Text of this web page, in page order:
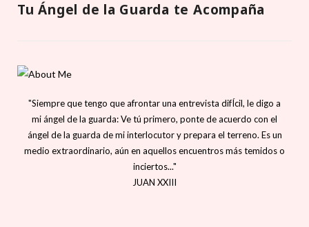
Tu Ángel de la Guarda te Acompaña
"Siempre que tengo que afrontar una entrevista difÍcil, le digo a
mi ángel de la guarda: Ve tú primero, ponte de acuerdo con el
ángel de la guarda de mi interlocutor y prepara el terreno. Es un
medio extraordinario, aún en aquellos encuentros más temidos o
inciertos..."
JUAN XXIII